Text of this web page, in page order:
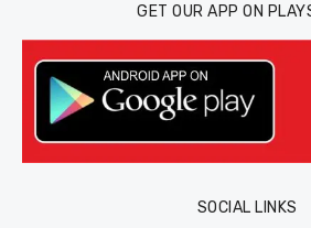
GET OUR APP ON
SOCIAL LINKS